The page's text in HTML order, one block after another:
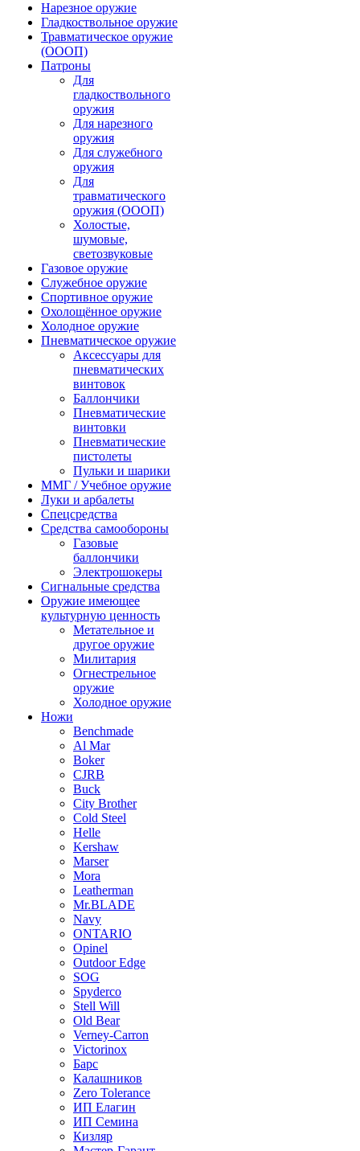
Нарезное оружие
Гладкоствольное оружие
Травматическое оружие
(ОООП)
Патроны
Для
гладкоствольного
оружия
Для нарезного
оружия
Для служебного
оружия
Для
травматического
оружия (ОООП)
Холостые,
шумовые,
светозвуковые
Газовое оружие
Служебное оружие
Спортивное оружие
Охолощённое оружие
Холодное оружие
Пневматическое оружие
Аксессуары для
пневматических
винтовок
Баллончики
Пневматические
винтовки
Пневматические
пистолеты
Пульки и шарики
ММГ / Учебное оружие
Луки и арбалеты
Спецсредства
Средства самообороны
Газовые
баллончики
Электрошокеры
Сигнальные средства
Оружие имеющее
культурную ценность
Метательное и
другое оружие
Милитария
Огнестрельное
оружие
Холодное оружие
Ножи
Benchmade
Al Mar
Boker
CJRB
Buck
City Brother
Cold Steel
Helle
Kershaw
Marser
Mora
Leatherman
Mr.BLADE
Navy
ONTARIO
Opinel
Outdoor Edge
SOG
Spyderco
Stell Will
Old Bear
Verney-Carron
Victorinox
Барс
Калашников
Zero Tolerance
ИП Елагин
ИП Семина
Кизляр